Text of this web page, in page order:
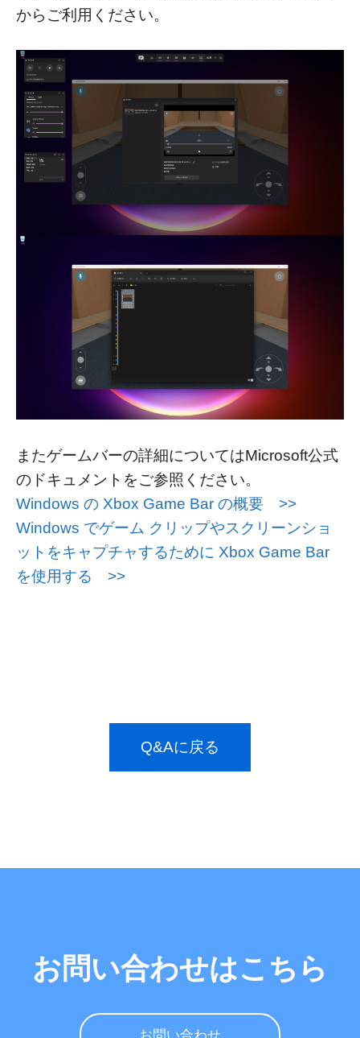
からご利用ください。
またゲームバーの詳細についてはMicrosoft公式
のドキュメントをご参照ください。
Windows の Xbox Game Bar の概要 >>
Windows でゲーム クリップやスクリーンショ
ットをキャプチャするために Xbox Game Bar
を使用する >>
Q&Aに戻る
お問い合わせはこちら